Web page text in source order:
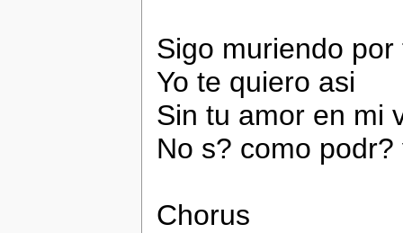
Sigo muriendo por
Yo te quiero asi
Sin tu amor en mi
No s? como podr?
Chorus